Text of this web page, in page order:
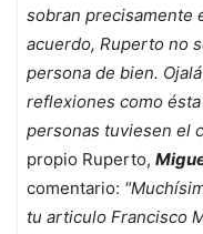
sobran precisamente
acuerdo, Ruperto no
persona de bien.
reflexiones como
personas tuviesen el
propio Ruperto,
comentario:
tu articulo Francisco